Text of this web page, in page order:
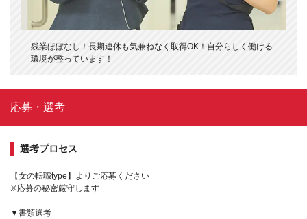
残業ほぼなし！長期連休も気兼ねなく取得OK！自分らしく働ける
環境が整っています！
応募・選考
選考プロセス
【女の転職type】よりご応募ください
※応募の秘密厳守します
▼書類選考